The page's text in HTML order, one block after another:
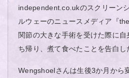
independent.co.ukのスクリーン
ルウェーのニュースメディア『
関節の大きな手術を受けた際に自
ち帰り、煮て食べたことを告白し
Wengshoelさんは生後3か月から